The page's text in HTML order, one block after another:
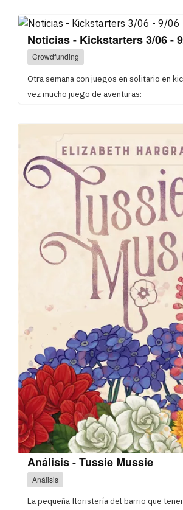
Noticias - Kickstarters 3/06 -
Crowdfunding
Otra semana con juegos en solitario en
vez mucho juego de aventuras:
Análisis - Tussie Mussie
Análisis
La pequeña floristería del barrio que